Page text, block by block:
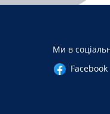
Ми в
Facebook